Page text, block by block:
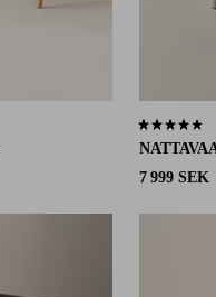
7 999 SEK
3,9 baserat